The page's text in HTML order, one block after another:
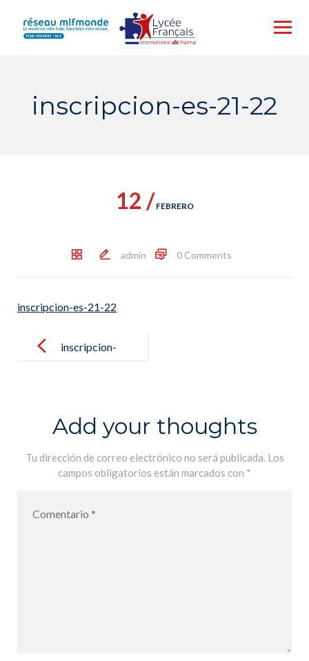
content
inscripcion-es-21-22
12 / FEBRERO
admin 0 Comments
inscripcion-es-21-22
navigationinscripcion-
Add your thoughts
Tu dirección de correo electrónico no será publicada. Los
campos obligatorios están marcados con *